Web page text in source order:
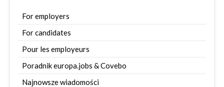
For employers
For candidates
Pour les employeurs
Poradnik europa.jobs & Covebo
Najnowsze wiadomości